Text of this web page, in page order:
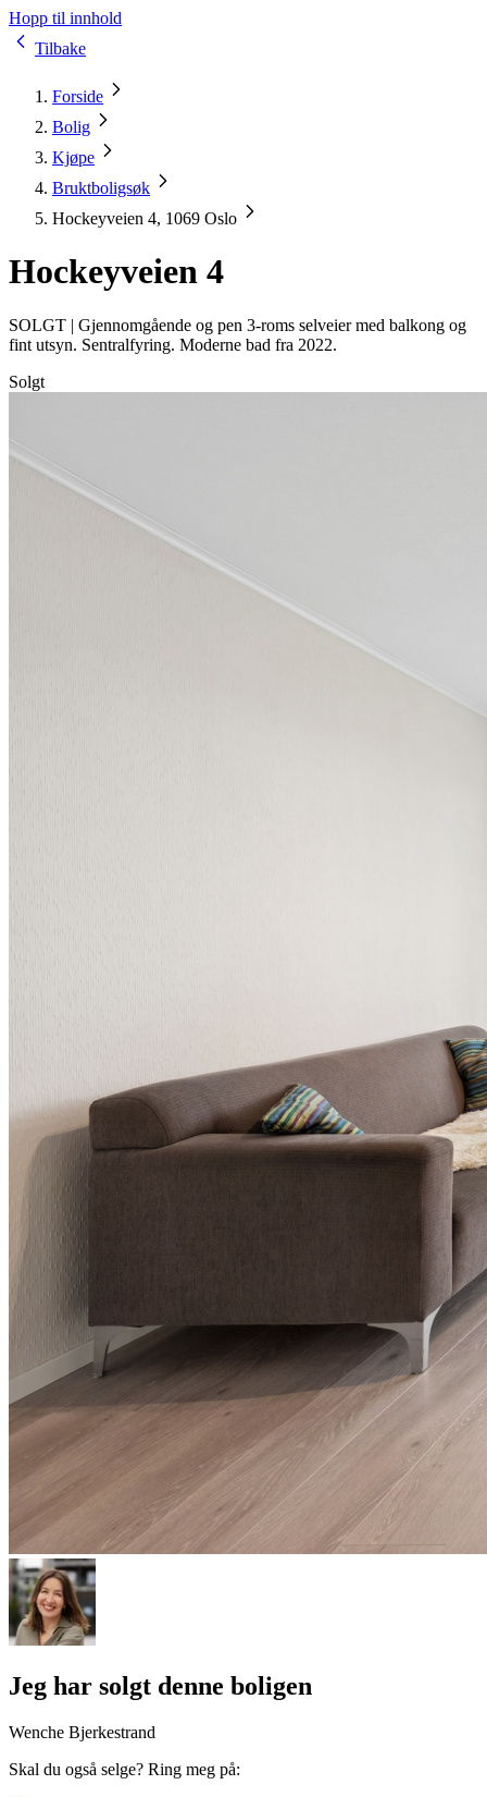
Hopp til innhold
Tilbake
Forside
Bolig
Kjøpe
Bruktboligsøk
Hockeyveien 4, 1069 Oslo
Hockeyveien 4
SOLGT | Gjennomgående og pen 3-roms selveier med balkong og
fint utsyn. Sentralfyring. Moderne bad fra 2022.
Solgt
Jeg har solgt denne boligen
Wenche Bjerkestrand
Skal du også selge? Ring meg på: